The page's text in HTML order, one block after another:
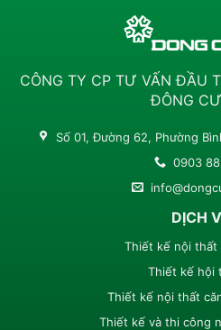
CÔNG TY CP TƯ VẤN ĐẦU
ĐÔNG
Số 01, Đường 62, Phường
0903
DỊCH
Thiết kế nội thất
Thiết kế hội
Thiết kế nội thất
Thiết kế và thi công